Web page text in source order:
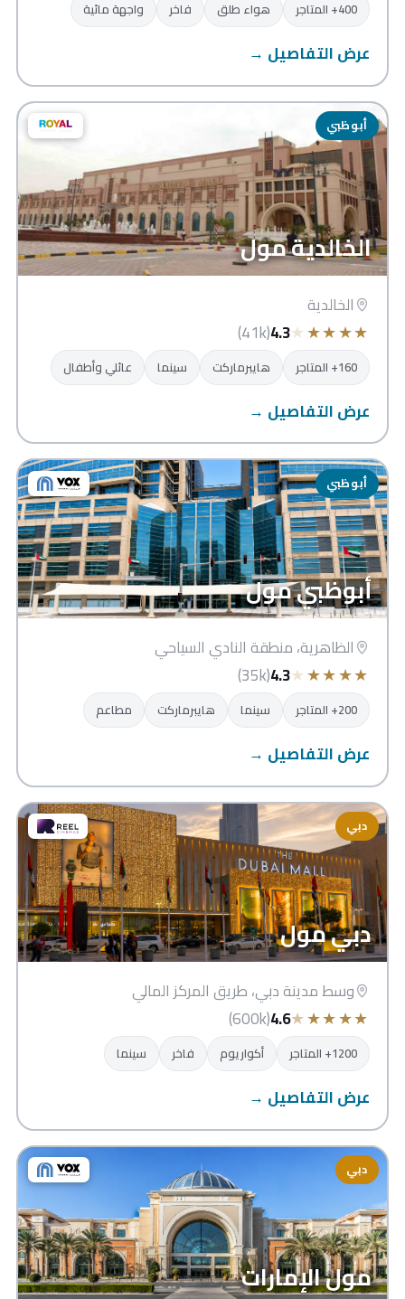
400+ المتاجر هواء طلق فاخر واجهة مائية
عرض التفاصيل →
أبوظبي
الخالدية مول
الخالدية
★
★
★
★
★
4.3
(41k)
160+ المتاجر هايبرماركت سينما عائلي وأطفال
عرض التفاصيل →
أبوظبي
أبوظبي مول
الظاهرية، منطقة النادي السياحي
★
★
★
★
★
4.3
(35k)
200+ المتاجر سينما هايبرماركت مطاعم
عرض التفاصيل →
دبي
دبي مول
وسط مدينة دبي، طريق المركز المالي
★
★
★
★
★
4.6
(600k)
1200+ المتاجر أكواريوم فاخر سينما
عرض التفاصيل →
دبي
مول الإمارات